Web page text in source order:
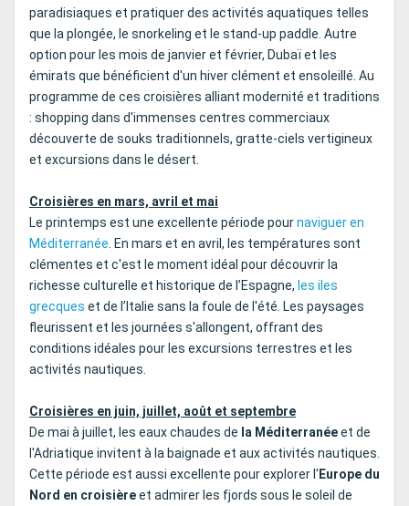
paradisiaques et pratiquer des activités aquatiques telles
que la plongée, le snorkeling et le stand-up paddle. Autre
option pour les mois de janvier et février, Dubaï et les
émirats que bénéficient d'un hiver clément et ensoleillé. Au
programme de ces croisières alliant modernité et traditions
: shopping dans d'immenses centres commerciaux
découverte de souks traditionnels, gratte-ciels vertigineux
et excursions dans le désert.
Croisières en mars, avril et mai
Le printemps est une excellente période pournaviguer en
Méditerranée . En mars et en avril, les températures sont
clémentes et c'est le moment idéal pour découvrir la
richesse culturelle et historique de l’Espagne, les iles
grecques et de l’Italie sans la foule de l'été. Les paysages
fleurissent et les journées s'allongent, offrant des
conditions idéales pour les excursions terrestres et les
activités nautiques.
Croisières en juin, juillet, août et septembre
De mai à juillet, les eaux chaudes de la Méditerranéeet de
l'Adriatique invitent à la baignade et aux activités nautiques.
Cette période est aussi excellente pour explorer l' Europe du
Nord en croisièreet admirer les fjords sous le soleil de